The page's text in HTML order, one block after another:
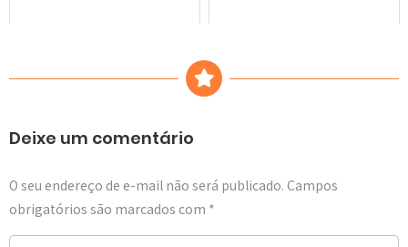
Deixe um comentário
O seu endereço de e-mail não será publicado. Campos
obrigatórios são marcados com *